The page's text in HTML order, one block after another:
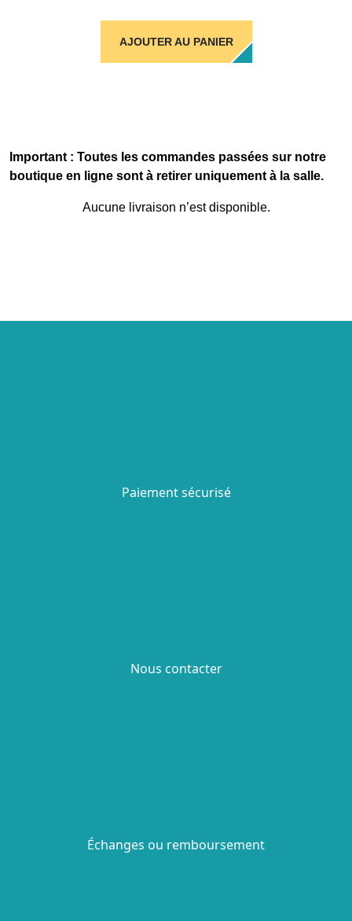
AJOUTER AU PANIER
Important : Toutes les commandes passées sur notre
boutique en ligne sont à retirer uniquement à la salle.
Aucune livraison n’est disponible.
Paiement sécurisé
Nous contacter
Échanges ou remboursement